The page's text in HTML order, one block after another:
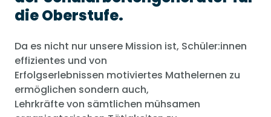
die Oberstufe.
Da es nicht nur unsere Mission ist, Schüler:innen
effizientes und von
Erfolgserlebnissen motiviertes Mathelernen zu
ermöglichen sondern auch,
Lehrkräfte von sämtlichen mühsamen